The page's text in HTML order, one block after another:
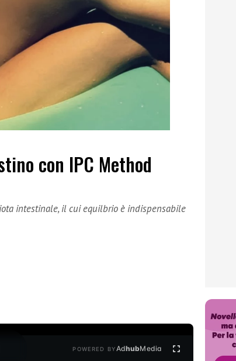
con IPC Method
intestinale, il cui equilbrio è indispensabile
POWERED BYAdhubMedia